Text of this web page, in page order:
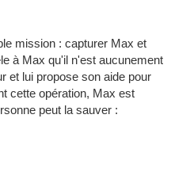
mission : capturer Max et
à Max qu'il n'est aucunement
et lui propose son aide pour
cette opération, Max est
peut la sauver :